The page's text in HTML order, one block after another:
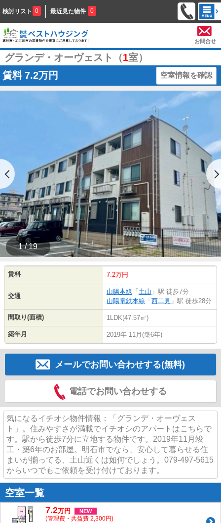
検討リスト 0 最近見た物件 0
お問合せ
グランデ・オーヴェスト（1室）
賃料 7.2万円 空室情報を確認
1 / 19
賃料 7.2万円
交通
山陽本線 「 土山 」駅 徒歩7分
山陽電鉄本線 「 西二見 」駅 徒歩28分
間取り(面積) 1LDK(47.57㎡)
築年月 2019年 11月(築6年)
メールでお問い合わせする(無料)
電話でお問い合わせする
気になるイチオシ物件情報：「グランデ・オーヴェス
ト」。住みやすさが満載でイチオシのアパートはこちらで
す。駅から徒歩7分に立地する物件です。2019年11月竣
工・築6年のお部屋。明石市でなら、安心して暮らせる住
まいが揃ってる、土山近くは如何でしょう。079-497-5615
からいつでもご依頼を受け付けております。
空室一覧
7.2万円 NEW
(管理費・共益費 2,300円)